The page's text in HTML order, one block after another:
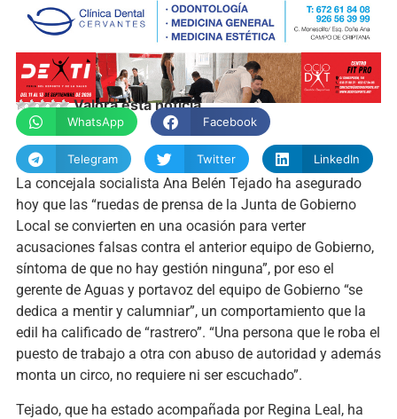
Valora esta noticia
WhatsApp Facebook
Telegram Twitter LinkedIn
La concejala socialista Ana Belén Tejado ha asegurado
hoy que las “ruedas de prensa de la Junta de Gobierno
Local se convierten en una ocasión para verter
acusaciones falsas contra el anterior equipo de Gobierno,
síntoma de que no hay gestión ninguna”, por eso el
gerente de Aguas y portavoz del equipo de Gobierno “se
dedica a mentir y calumniar”, un comportamiento que la
edil ha calificado de “rastrero”. “Una persona que le roba el
puesto de trabajo a otra con abuso de autoridad y además
monta un circo, no requiere ni ser escuchado”.
Tejado, que ha estado acompañada por Regina Leal, ha